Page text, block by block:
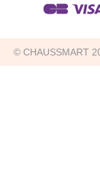
© CHAUSSMART